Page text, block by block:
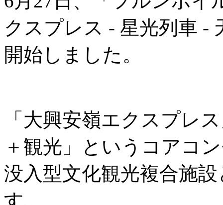
クスプレス - 星光列車 -
開始しました。
「大興安嶺エクスプレ
＋観光」というコアコ
没入型文化観光複合施
す。